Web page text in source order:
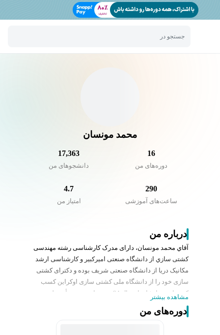
جستجو در
محمد مونسان
16
دوره‌های من
17,363
دانشجو‌های من
290
ساعت‌های آموزشی
4.7
امتیاز من
درباره من
آقاي محمد مونسان، دارای مدرک کارشناسی رشته مهندسی
کشتی سازي از دانشگاه صنعتی اميرکبير و کارشناسی ارشد
مکانيک دريا از دانشگاه صنعتی شريف بوده و دکترای کشتی
سازی خود را از دانشگاه ملی کشتی سازی اوکراين کسب
کرده است. ايشان از سال 84 به عنوان عضو هيأت علمی
دانشگاه صنعتی مالک اشتر مشغول به تدريس دروس دريایی
و طراحی کشتی بوده است. تخصص اصلی ايشان طراحی
مشاهده بیشتر
دوره‌های من